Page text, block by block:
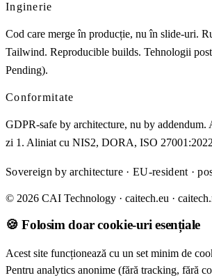
Inginerie
Cod care merge în producție, nu în slide-uri.
Tailwind. Reproducible builds. Tehnologii
Pending).
Conformitate
GDPR-safe by architecture, nu by
zi 1. Aliniat cu NIS2, DORA, ISO
Sovereign by architecture · EU-resident ·
© 2026 CAI Technology · caitech.eu ·
🍪 Folosim doar cookie-uri esențiale
Acest site funcționează cu un set minim de
Pentru analytics anonime (fără tracking, fără